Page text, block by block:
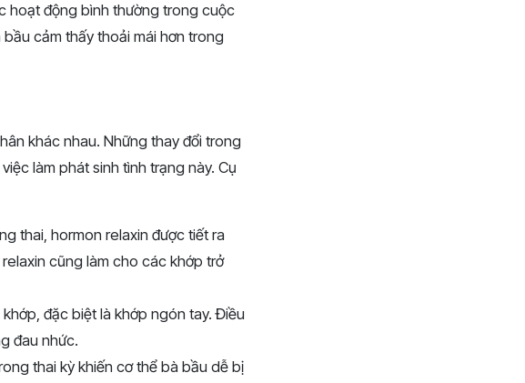
hoạt động bình thường trong cuộc
cảm thấy thoải mái hơn trong
khác nhau. Những thay đổi trong
làm phát sinh tình trạng này. Cụ
thai, hormon relaxin được tiết ra
cũng làm cho các khớp trở
đặc biệt là khớp ngón tay. Điều
đau nhức.
thai kỳ khiến cơ thể bà bầu dễ bị